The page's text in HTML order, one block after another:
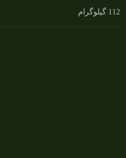
1 گیلوگرام 12